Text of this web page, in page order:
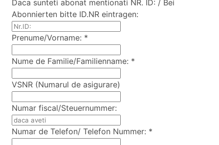
Daca sunteti abonat mentionati NR. ID: / Bei
Abonnierten bitte ID.NR eintragen:
Prenume/Vorname: *
Nume de Familie/Familienname: *
VSNR (Numarul de asigurare)
Numar fiscal/Steuernummer:
Numar de Telefon/ Telefon Nummer: *